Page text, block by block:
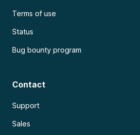
Terms of use
Status
Bug bounty program
Contact
Support
Sales